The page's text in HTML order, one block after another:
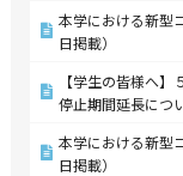
本学における新型
日掲載）
【学生の皆様へ
停止期間延長につ
本学における新型
日掲載）